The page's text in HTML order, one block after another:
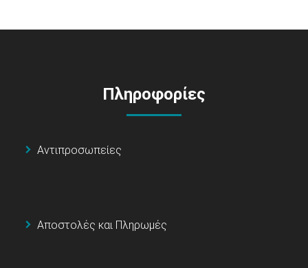
Πληροφορίες
Αντιπροσωπείες
Αποστολές και Πληρωμές